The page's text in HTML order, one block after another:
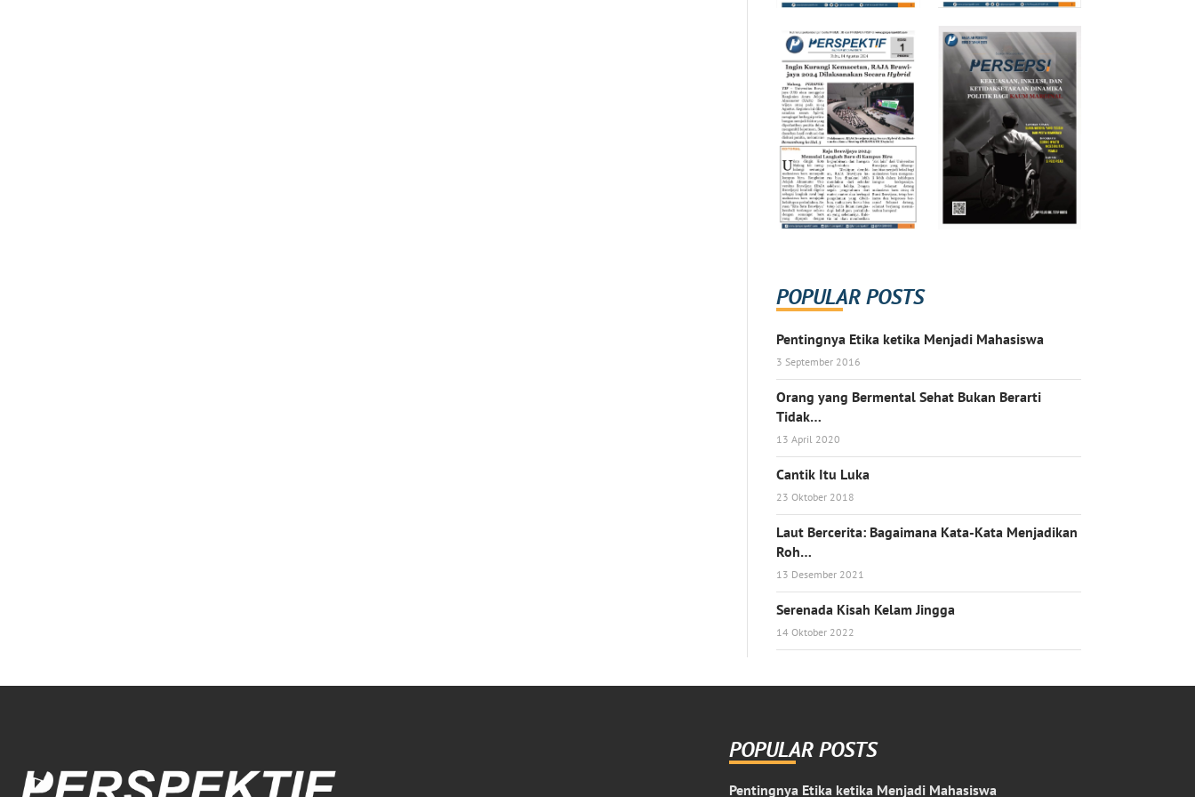
POPULAR POSTS
Pentingnya Etika ketika Menjadi Mahasiswa
3 September 2016
Orang yang Bermental Sehat Bukan Berarti
Tidak…
13 April 2020
Cantik Itu Luka
23 Oktober 2018
Laut Bercerita: Bagaimana Kata-Kata Menjadikan
Roh…
13 Desember 2021
Serenada Kisah Kelam Jingga
14 Oktober 2022
POPULAR POSTS
Pentingnya Etika ketika Menjadi Mahasiswa